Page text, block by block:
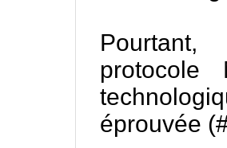
éprouvée